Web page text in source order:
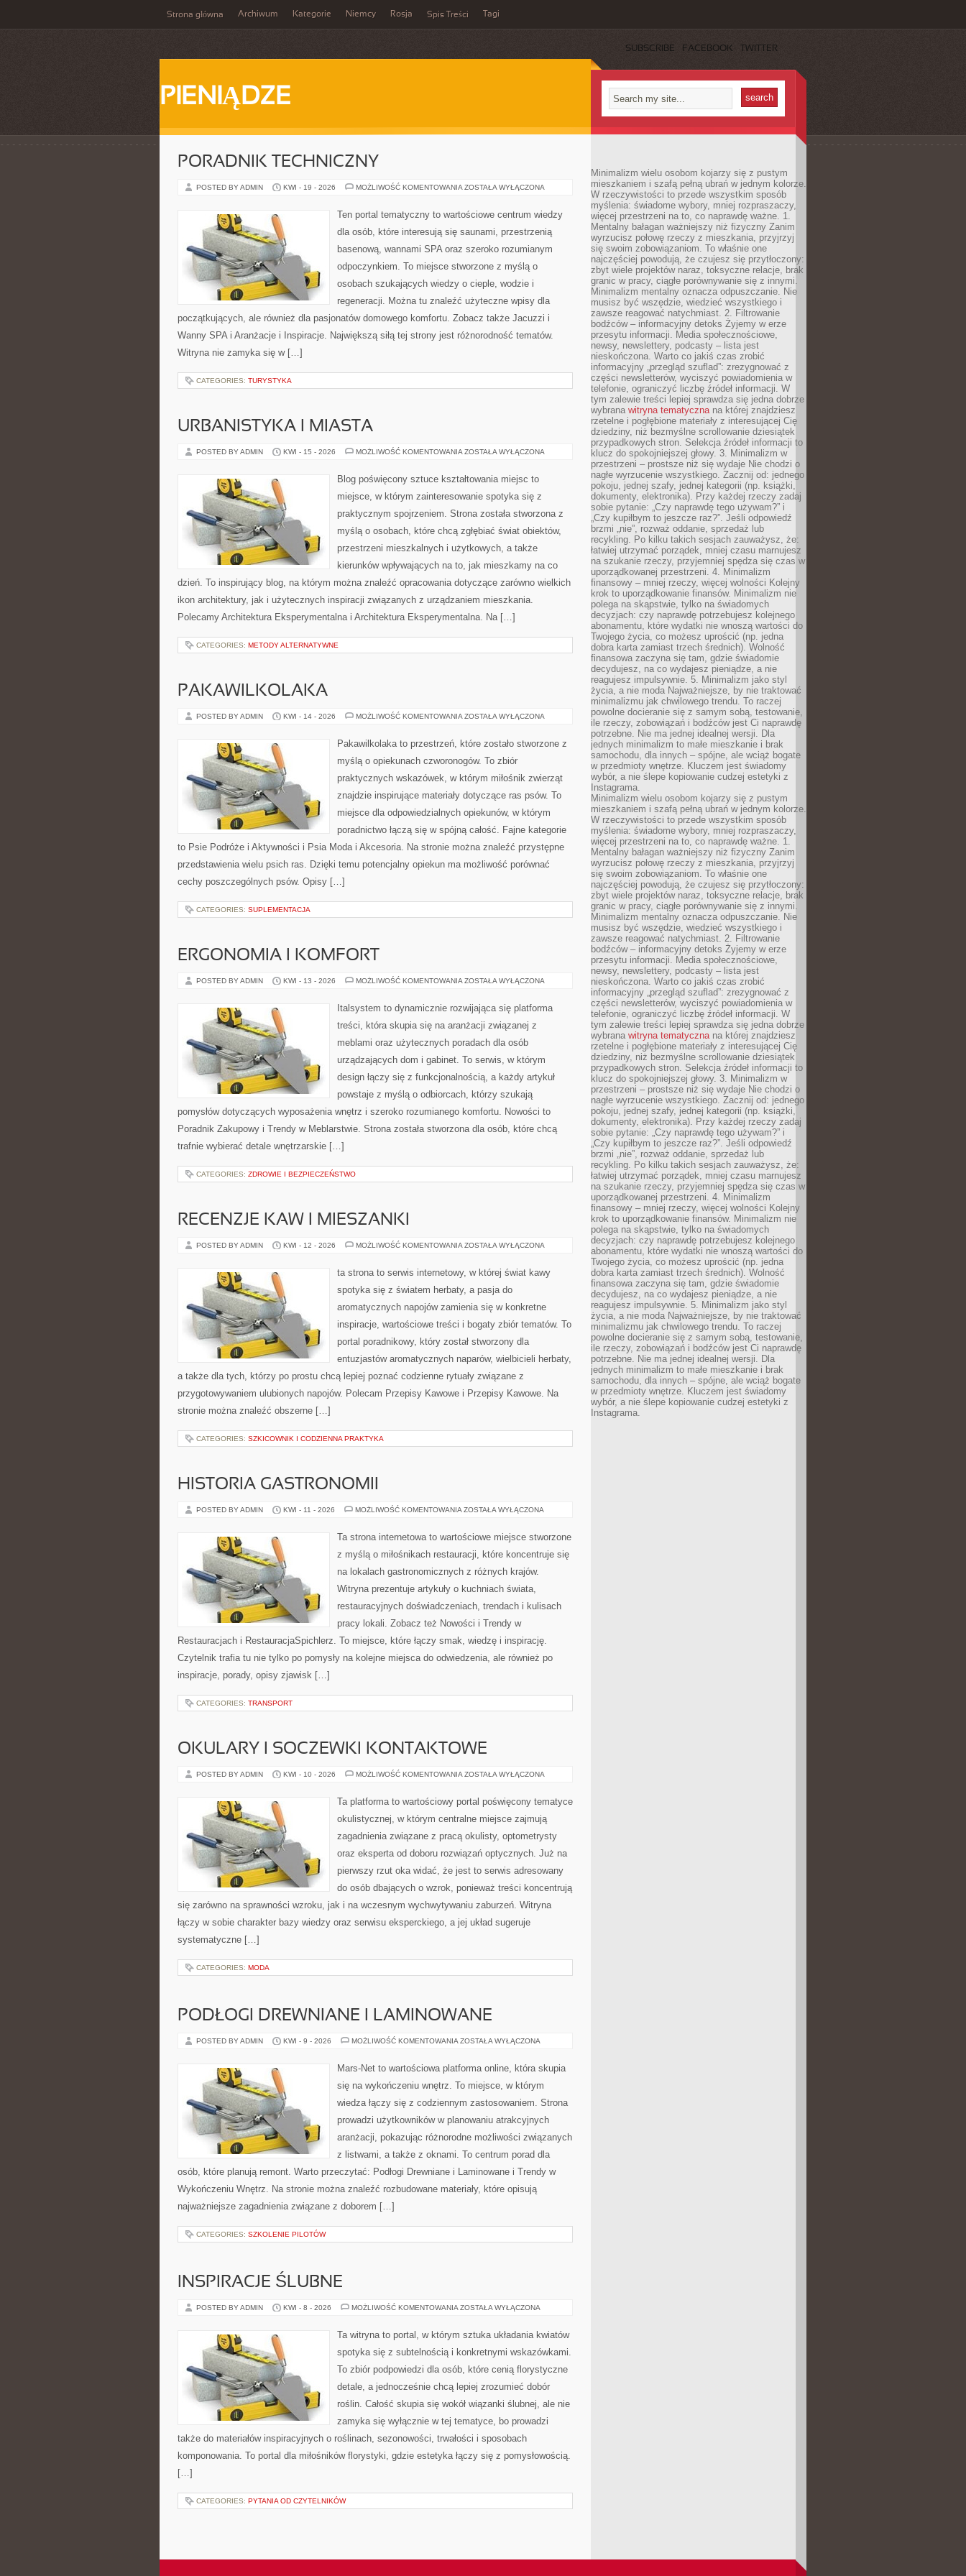
Strona główna Archiwum Kategorie Niemcy Rosja Spis Treści Tagi
SUBSCRIBE FACEBOOK TWITTER
PIENIĄDZE
PORADNIK TECHNICZNY
POSTED BY ADMIN KWI - 19 - 2026 MOŻLIWOŚĆ KOMENTOWANIA PORADNIK
ZOSTAŁA WYŁĄCZONA
Ten portal tematyczny to wartościowe centrum wiedzy
dla osób, które interesują się saunami, przestrzenią
basenową, wannami SPA oraz szeroko rozumianym
odpoczynkiem. To miejsce stworzone z myślą o
osobach szukających wiedzy o cieple, wodzie i
regeneracji. Można tu znaleźć użyteczne wpisy dla
początkujących, ale również dla pasjonatów domowego komfortu. Zobacz także Jacuzzi i
Wanny SPA i Aranżacje i Inspiracje. Największą siłą tej strony jest różnorodność tematów.
Witryna nie zamyka się w […]
CATEGORIES: TURYSTYKA
URBANISTYKA I MIASTA
POSTED BY ADMIN KWI - 15 - 2026 MOŻLIWOŚĆ KOMENTOWANIA URBANISTYKA
ZOSTAŁA WYŁĄCZONA
Blog poświęcony sztuce kształtowania miejsc to
miejsce, w którym zainteresowanie spotyka się z
praktycznym spojrzeniem. Strona została stworzona z
myślą o osobach, które chcą zgłębiać świat obiektów,
przestrzeni mieszkalnych i użytkowych, a także
kierunków wpływających na to, jak mieszkamy na co
dzień. To inspirujący blog, na którym można znaleźć opracowania dotyczące zarówno wielkich
ikon architektury, jak i użytecznych inspiracji związanych z urządzaniem mieszkania.
Polecamy Architektura Eksperymentalna i Architektura Eksperymentalna. Na […]
CATEGORIES: METODY ALTERNATYWNE
PAKAWILKOLAKA
POSTED BY ADMIN KWI - 14 - 2026 MOŻLIWOŚĆ KOMENTOWANIA PAKAWILKOLAKA
ZOSTAŁA WYŁĄCZONA
Pakawilkolaka to przestrzeń, które zostało stworzone z
myślą o opiekunach czworonogów. To zbiór
praktycznych wskazówek, w którym miłośnik zwierząt
znajdzie inspirujące materiały dotyczące ras psów. To
miejsce dla odpowiedzialnych opiekunów, w którym
poradnictwo łączą się w spójną całość. Fajne kategorie
to Psie Podróże i Aktywności i Psia Moda i Akcesoria. Na stronie można znaleźć przystępne
przedstawienia wielu psich ras. Dzięki temu potencjalny opiekun ma możliwość porównać
cechy poszczególnych psów. Opisy […]
CATEGORIES: SUPLEMENTACJA
ERGONOMIA I KOMFORT
POSTED BY ADMIN KWI - 13 - 2026 MOŻLIWOŚĆ KOMENTOWANIA ERGONOMIA
ZOSTAŁA WYŁĄCZONA
Italsystem to dynamicznie rozwijająca się platforma
treści, która skupia się na aranżacji związanej z
meblami oraz użytecznych poradach dla osób
urządzających dom i gabinet. To serwis, w którym
design łączy się z funkcjonalnością, a każdy artykuł
powstaje z myślą o odbiorcach, którzy szukają
pomysłów dotyczących wyposażenia wnętrz i szeroko rozumianego komfortu. Nowości to
Poradnik Zakupowy i Trendy w Meblarstwie. Strona została stworzona dla osób, które chcą
trafnie wybierać detale wnętrzarskie […]
CATEGORIES: ZDROWIE I BEZPIECZEŃSTWO
RECENZJE KAW I MIESZANKI
POSTED BY ADMIN KWI - 12 - 2026 MOŻLIWOŚĆ KOMENTOWANIA RECENZJE
MIESZANKI
ZOSTAŁA WYŁĄCZONA
ta strona to serwis internetowy, w której świat kawy
spotyka się z światem herbaty, a pasja do
aromatycznych napojów zamienia się w konkretne
inspiracje, wartościowe treści i bogaty zbiór tematów. To
portal poradnikowy, który został stworzony dla
entuzjastów aromatycznych naparów, wielbicieli herbaty,
a także dla tych, którzy po prostu chcą lepiej poznać codzienne rytuały związane z
przygotowywaniem ulubionych napojów. Polecam Przepisy Kawowe i Przepisy Kawowe. Na
stronie można znaleźć obszerne […]
CATEGORIES: SZKICOWNIK I CODZIENNA PRAKTYKA
HISTORIA GASTRONOMII
POSTED BY ADMIN KWI - 11 - 2026 MOŻLIWOŚĆ KOMENTOWANIA HISTORIA
ZOSTAŁA WYŁĄCZONA
Ta strona internetowa to wartościowe miejsce stworzone
z myślą o miłośnikach restauracji, które koncentruje się
na lokalach gastronomicznych z różnych krajów.
Witryna prezentuje artykuły o kuchniach świata,
restauracyjnych doświadczeniach, trendach i kulisach
pracy lokali. Zobacz też Nowości i Trendy w
Restauracjach i RestauracjaSpichlerz. To miejsce, które łączy smak, wiedzę i inspirację.
Czytelnik trafia tu nie tylko po pomysły na kolejne miejsca do odwiedzenia, ale również po
inspiracje, porady, opisy zjawisk […]
CATEGORIES: TRANSPORT
OKULARY I SOCZEWKI KONTAKTOWE
POSTED BY ADMIN KWI - 10 - 2026 MOŻLIWOŚĆ KOMENTOWANIA OKULARY
KONTAKTOWE
ZOSTAŁA WYŁĄCZONA
Ta platforma to wartościowy portal poświęcony tematyce
okulistycznej, w którym centralne miejsce zajmują
zagadnienia związane z pracą okulisty, optometrysty
oraz eksperta od doboru rozwiązań optycznych. Już na
pierwszy rzut oka widać, że jest to serwis adresowany
do osób dbających o wzrok, ponieważ treści koncentrują
się zarówno na sprawności wzroku, jak i na wczesnym wychwytywaniu zaburzeń. Witryna
łączy w sobie charakter bazy wiedzy oraz serwisu eksperckiego, a jej układ sugeruje
systematyczne […]
CATEGORIES: MODA
PODŁOGI DREWNIANE I LAMINOWANE
POSTED BY ADMIN KWI - 9 - 2026 MOŻLIWOŚĆ KOMENTOWANIA PODŁOGI
LAMINOWANE
ZOSTAŁA WYŁĄCZONA
Mars-Net to wartościowa platforma online, która skupia
się na wykończeniu wnętrz. To miejsce, w którym
wiedza łączy się z codziennym zastosowaniem. Strona
prowadzi użytkowników w planowaniu atrakcyjnych
aranżacji, pokazując różnorodne możliwości związanych
z listwami, a także z oknami. To centrum porad dla
osób, które planują remont. Warto przeczytać: Podłogi Drewniane i Laminowane i Trendy w
Wykończeniu Wnętrz. Na stronie można znaleźć rozbudowane materiały, które opisują
najważniejsze zagadnienia związane z doborem […]
CATEGORIES: SZKOLENIE PILOTÓW
INSPIRACJE ŚLUBNE
POSTED BY ADMIN KWI - 8 - 2026 MOŻLIWOŚĆ KOMENTOWANIA INSPIRACJE
ZOSTAŁA WYŁĄCZONA
Ta witryna to portal, w którym sztuka układania kwiatów
spotyka się z subtelnością i konkretnymi wskazówkami.
To zbiór podpowiedzi dla osób, które cenią florystyczne
detale, a jednocześnie chcą lepiej zrozumieć dobór
roślin. Całość skupia się wokół wiązanki ślubnej, ale nie
zamyka się wyłącznie w tej tematyce, bo prowadzi
także do materiałów inspiracyjnych o roślinach, sezonowości, trwałości i sposobach
komponowania. To portal dla miłośników florystyki, gdzie estetyka łączy się z pomysłowością.
[…]
CATEGORIES: PYTANIA OD CZYTELNIKÓW
Minimalizm wielu osobom kojarzy się z pustym
mieszkaniem i szafą pełną ubrań w jednym kolorze.
W rzeczywistości to przede wszystkim sposób
myślenia: świadome wybory, mniej rozpraszaczy,
więcej przestrzeni na to, co naprawdę ważne. 1.
Mentalny bałagan ważniejszy niż fizyczny Zanim
wyrzucisz połowę rzeczy z mieszkania, przyjrzyj
się swoim zobowiązaniom. To właśnie one
najczęściej powodują, że czujesz się przytłoczony:
zbyt wiele projektów naraz, toksyczne relacje, brak
granic w pracy, ciągłe porównywanie się z innymi.
Minimalizm mentalny oznacza odpuszczanie. Nie
musisz być wszędzie, wiedzieć wszystkiego i
zawsze reagować natychmiast. 2. Filtrowanie
bodźców – informacyjny detoks Żyjemy w erze
przesytu informacji. Media społecznościowe,
newsy, newslettery, podcasty – lista jest
nieskończona. Warto co jakiś czas zrobić
informacyjny „przegląd szuflad”: zrezygnować z
części newsletterów, wyciszyć powiadomienia w
telefonie, ograniczyć liczbę źródeł informacji. W
tym zalewie treści lepiej sprawdza się jedna dobrze
wybrana witryna tematycznana której znajdziesz
rzetelne i pogłębione materiały z interesującej Cię
dziedziny, niż bezmyślne scrollowanie dziesiątek
przypadkowych stron. Selekcja źródeł informacji to
klucz do spokojniejszej głowy. 3. Minimalizm w
przestrzeni – prostsze niż się wydaje Nie chodzi o
nagłe wyrzucenie wszystkiego. Zacznij od: jednego
pokoju, jednej szafy, jednej kategorii (np. książki,
dokumenty, elektronika). Przy każdej rzeczy zadaj
sobie pytanie: „Czy naprawdę tego używam?” i
„Czy kupiłbym to jeszcze raz?”. Jeśli odpowiedź
brzmi „nie”, rozważ oddanie, sprzedaż lub
recykling. Po kilku takich sesjach zauważysz, że:
łatwiej utrzymać porządek, mniej czasu marnujesz
na szukanie rzeczy, przyjemniej spędza się czas w
uporządkowanej przestrzeni. 4. Minimalizm
finansowy – mniej rzeczy, więcej wolności Kolejny
krok to uporządkowanie finansów. Minimalizm nie
polega na skąpstwie, tylko na świadomych
decyzjach: czy naprawdę potrzebujesz kolejnego
abonamentu, które wydatki nie wnoszą wartości do
Twojego życia, co możesz uprościć (np. jedna
dobra karta zamiast trzech średnich). Wolność
finansowa zaczyna się tam, gdzie świadomie
decydujesz, na co wydajesz pieniądze, a nie
reagujesz impulsywnie. 5. Minimalizm jako styl
życia, a nie moda Najważniejsze, by nie traktować
minimalizmu jak chwilowego trendu. To raczej
powolne docieranie się z samym sobą, testowanie,
ile rzeczy, zobowiązań i bodźców jest Ci naprawdę
potrzebne. Nie ma jednej idealnej wersji. Dla
jednych minimalizm to małe mieszkanie i brak
samochodu, dla innych – spójne, ale wciąż bogate
w przedmioty wnętrze. Kluczem jest świadomy
wybór, a nie ślepe kopiowanie cudzej estetyki z
Instagrama.
Minimalizm wielu osobom kojarzy się z pustym
mieszkaniem i szafą pełną ubrań w jednym kolorze.
W rzeczywistości to przede wszystkim sposób
myślenia: świadome wybory, mniej rozpraszaczy,
więcej przestrzeni na to, co naprawdę ważne. 1.
Mentalny bałagan ważniejszy niż fizyczny Zanim
wyrzucisz połowę rzeczy z mieszkania, przyjrzyj
się swoim zobowiązaniom. To właśnie one
najczęściej powodują, że czujesz się przytłoczony:
zbyt wiele projektów naraz, toksyczne relacje, brak
granic w pracy, ciągłe porównywanie się z innymi.
Minimalizm mentalny oznacza odpuszczanie. Nie
musisz być wszędzie, wiedzieć wszystkiego i
zawsze reagować natychmiast. 2. Filtrowanie
bodźców – informacyjny detoks Żyjemy w erze
przesytu informacji. Media społecznościowe,
newsy, newslettery, podcasty – lista jest
nieskończona. Warto co jakiś czas zrobić
informacyjny „przegląd szuflad”: zrezygnować z
części newsletterów, wyciszyć powiadomienia w
telefonie, ograniczyć liczbę źródeł informacji. W
tym zalewie treści lepiej sprawdza się jedna dobrze
wybrana witryna tematycznana której znajdziesz
rzetelne i pogłębione materiały z interesującej Cię
dziedziny, niż bezmyślne scrollowanie dziesiątek
przypadkowych stron. Selekcja źródeł informacji to
klucz do spokojniejszej głowy. 3. Minimalizm w
przestrzeni – prostsze niż się wydaje Nie chodzi o
nagłe wyrzucenie wszystkiego. Zacznij od: jednego
pokoju, jednej szafy, jednej kategorii (np. książki,
dokumenty, elektronika). Przy każdej rzeczy zadaj
sobie pytanie: „Czy naprawdę tego używam?” i
„Czy kupiłbym to jeszcze raz?”. Jeśli odpowiedź
brzmi „nie”, rozważ oddanie, sprzedaż lub
recykling. Po kilku takich sesjach zauważysz, że:
łatwiej utrzymać porządek, mniej czasu marnujesz
na szukanie rzeczy, przyjemniej spędza się czas w
uporządkowanej przestrzeni. 4. Minimalizm
finansowy – mniej rzeczy, więcej wolności Kolejny
krok to uporządkowanie finansów. Minimalizm nie
polega na skąpstwie, tylko na świadomych
decyzjach: czy naprawdę potrzebujesz kolejnego
abonamentu, które wydatki nie wnoszą wartości do
Twojego życia, co możesz uprościć (np. jedna
dobra karta zamiast trzech średnich). Wolność
finansowa zaczyna się tam, gdzie świadomie
decydujesz, na co wydajesz pieniądze, a nie
reagujesz impulsywnie. 5. Minimalizm jako styl
życia, a nie moda Najważniejsze, by nie traktować
minimalizmu jak chwilowego trendu. To raczej
powolne docieranie się z samym sobą, testowanie,
ile rzeczy, zobowiązań i bodźców jest Ci naprawdę
potrzebne. Nie ma jednej idealnej wersji. Dla
jednych minimalizm to małe mieszkanie i brak
samochodu, dla innych – spójne, ale wciąż bogate
w przedmioty wnętrze. Kluczem jest świadomy
wybór, a nie ślepe kopiowanie cudzej estetyki z
Instagrama.